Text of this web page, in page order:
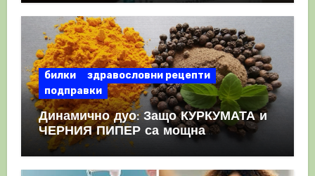
КРЪВНИ съсиреци
билки
здравословни рецепти
подправки
Динамично дуо: Защо КУРКУМАТА и
ЧЕРНИЯ ПИПЕР са мощна
комбинация